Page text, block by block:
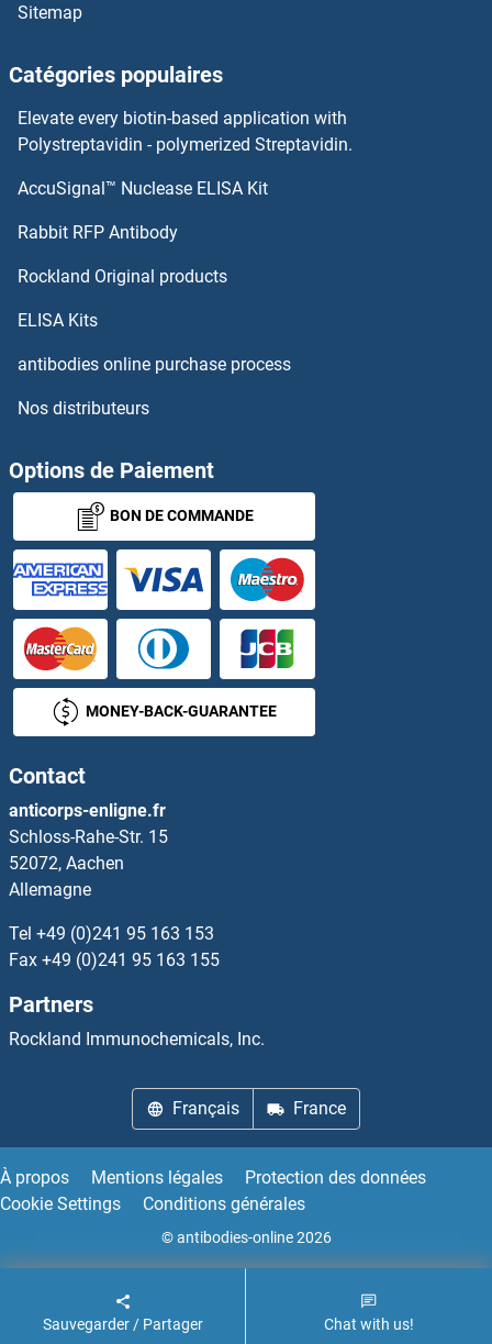
SULT1A1 Anticorps
Sulfiredoxin 1 Anticorps
SULF2 Anticorps
SUOX Anticorps
Superoxide Dismutase 1, Soluble Anticorps
Superoxide dismutase copper chaperone Anticorps
Supervillin Anticorps
Suppression of Tumorigenicity 14 Anticorps
SUPT3H/SPT3 Anticorps
SUPT4H Anticorps
SUPT5H Anticorps
SUPT7L Anticorps
SUPV3L1 Anticorps
SURF1 Anticorps
SURF2 Anticorps
SURF6 Anticorps
Surfactant Protein C Anticorps
SUSD2 Anticorps
SUSD3 Anticorps
Sitemap
Catégories populaires
Elevate every biotin-based application with
Polystreptavidin - polymerized Streptavidin.
AccuSignal™ Nuclease ELISA Kit
Rabbit RFP Antibody
Rockland Original products
ELISA Kits
antibodies online purchase process
Nos distributeurs
Options de Paiement
BON DE COMMANDE
MONEY-BACK-GUARANTEE
Contact
anticorps-enligne.fr
Schloss-Rahe-Str. 15
52072, Aachen
Allemagne
Tel +49 (0)241 95 163 153
Fax +49 (0)241 95 163 155
Partners
Rockland Immunochemicals, Inc.
Français France
À propos Mentions légales
Protection des données
Cookie Settings
Conditions générales
© antibodies-online 2026
Sauvegarder / Partager Chat with us!